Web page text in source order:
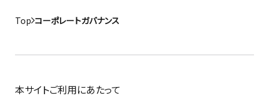
Top コーポレートガバナンス
本サイトご利用にあたって